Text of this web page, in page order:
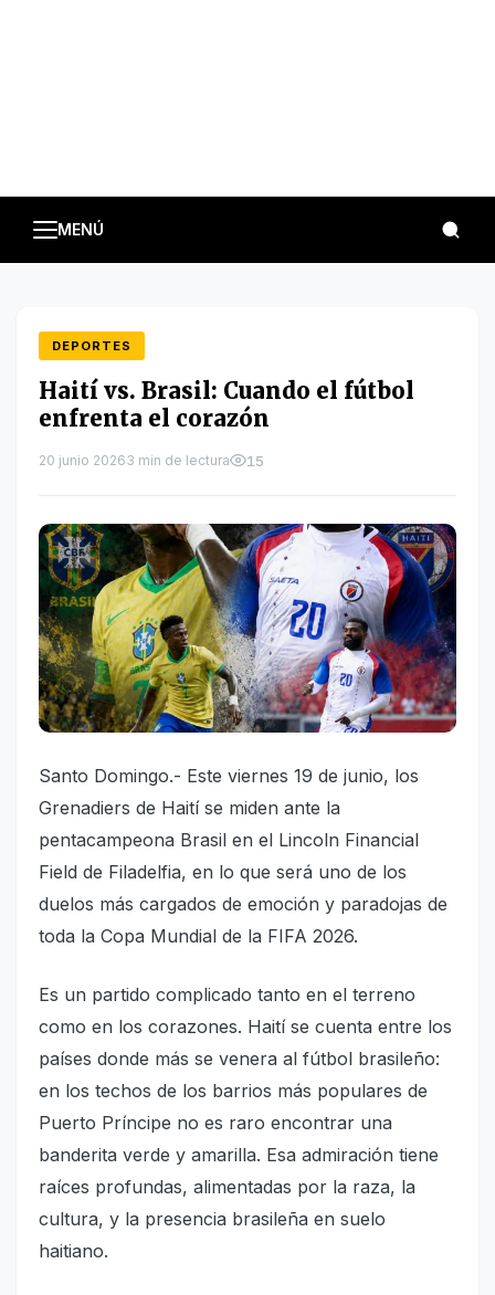
MENÚ
DEPORTES
Haití vs. Brasil: Cuando el fútbol
enfrenta el corazón
20 junio 20263 min de lectura 15
Santo Domingo.- Este viernes 19 de junio, los
Grenadiers de Haití se miden ante la
pentacampeona Brasil en el Lincoln Financial
Field de Filadelfia, en lo que será uno de los
duelos más cargados de emoción y paradojas de
toda la Copa Mundial de la FIFA 2026.
Es un partido complicado tanto en el terreno
como en los corazones. Haití se cuenta entre los
países donde más se venera al fútbol brasileño:
en los techos de los barrios más populares de
Puerto Príncipe no es raro encontrar una
banderita verde y amarilla. Esa admiración tiene
raíces profundas, alimentadas por la raza, la
cultura, y la presencia brasileña en suelo
haitiano.